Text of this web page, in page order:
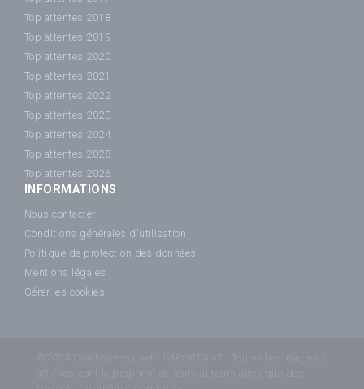
Top attentes 2018
Top attentes 2019
Top attentes 2020
Top attentes 2021
Top attentes 2022
Top attentes 2023
Top attentes 2024
Top attentes 2025
Top attentes 2026
INFORMATIONS
Nous contacter
Conditions générales d'utilisation
Politique de protection des données
Mentions légales
Gérer les cookies